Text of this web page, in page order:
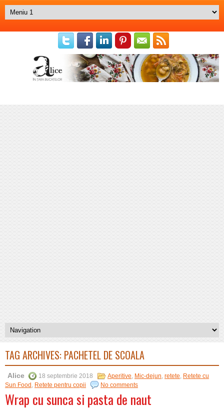
TAG ARCHIVES: PACHETEL DE SCOALA
Alice 18 septembrie 2018 Aperitive, Mic-dejun, retete, Retete cu
Sun Food , Retete pentru copii No comments
Wrap cu sunca si pasta de naut